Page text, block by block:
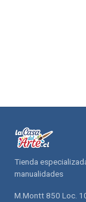
Tienda
manualidades
M.Montt 850 Loc.